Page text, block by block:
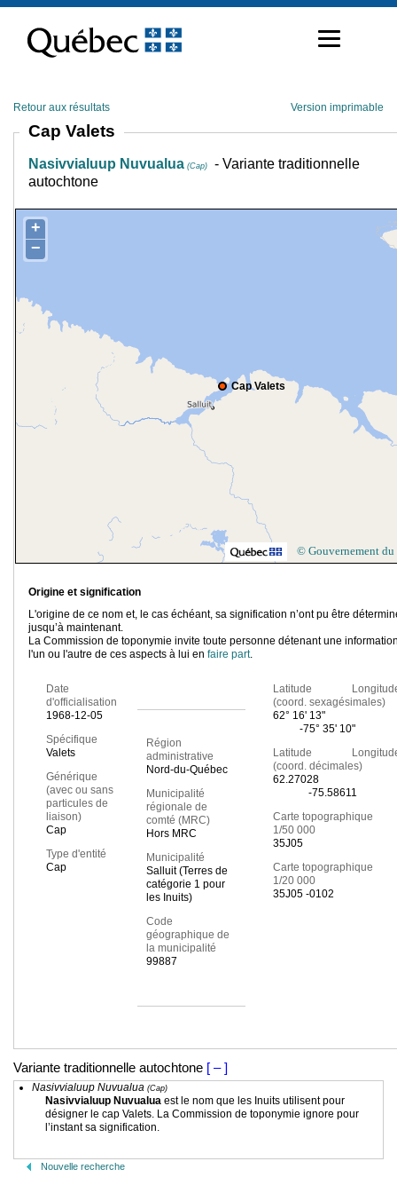
contenu
Retour aux résultats Version imprimable
Cap Valets
Nasivvialuup Nuvualua (Cap)
- Variante traditionnelle
autochtone
Cap Valets
+
−
© Gouvernement du
Origine et signification
L'origine de ce nom et, le cas échéant, sa signification n’ont pu être
jusqu’à maintenant.
La Commission de toponymie invite toute personne détenant une
l'un ou l'autre de ces aspects à lui en faire part.
Date
d'officialisation
1968-12-05
Spécifique
Valets
Générique
(avec ou sans
particules de
liaison)
Cap
Type d'entité
Cap
Région
administrative
Nord-du-Québec
Municipalité
régionale de
comté (MRC)
Hors MRC
Municipalité
Salluit (Terres de
catégorie 1 pour
les Inuits)
Code
géographique de
la municipalité
99887
Latitude
(coord. sexagésimales)
62° 16' 13"
-75° 35' 10"
Latitude
(coord. décimales)
62.27028
-75.58611
Carte topographique
1/50 000
35J05
Carte topographique
1/20 000
35J05 -0102
Variante traditionnelle autochtone [ – ]
Nasivvialuup Nuvualua (Cap)
Nasivvialuup Nuvualua est le nom que les Inuits utilisent pour
désigner le cap Valets. La Commission de toponymie ignore pour
l’instant sa signification.
Nouvelle recherche